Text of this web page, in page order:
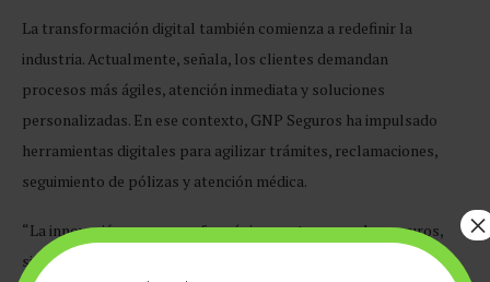
La transformación digital también comienza a redefinir la
industria. Actualmente, señala, los clientes demandan
procesos más ágiles, atención inmediata y soluciones
personalizadas. En ese contexto, GNP Seguros ha impulsado
herramientas digitales para agilizar trámites, reclamaciones,
seguimiento de pólizas y atención médica.
“La innovación ya no se enfoca únicamente en vender seguros,
sino en acompañar al cliente de manera más eficiente, cercana
×